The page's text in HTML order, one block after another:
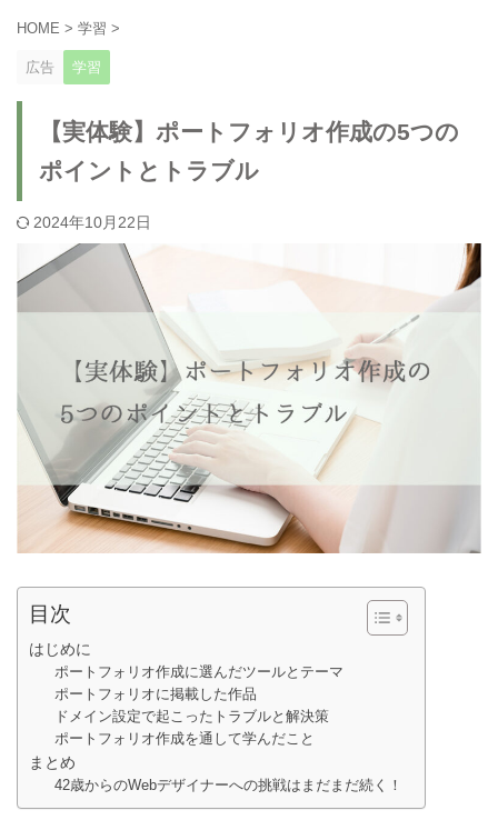
HOME > 学習 >
広告 学習
【実体験】ポートフォリオ作成の5つの
ポイントとトラブル
2024年10月22日
目次
はじめに
ポートフォリオ作成に選んだツールとテーマ
ポートフォリオに掲載した作品
ドメイン設定で起こったトラブルと解決策
ポートフォリオ作成を通して学んだこと
まとめ
42歳からのWebデザイナーへの挑戦はまだまだ続く！